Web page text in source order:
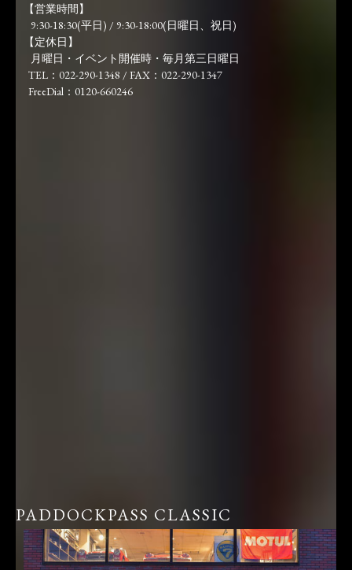
【営業時間】
9:30-18:30(平日) / 9:30-18:00(日曜日、祝日)
【定休日】
月曜日・イベント開催時・毎月第三日曜日
TEL：022-290-1348 / FAX：022-290-1347
FreeDial：0120-660246
PADDOCKPASS CLASSIC